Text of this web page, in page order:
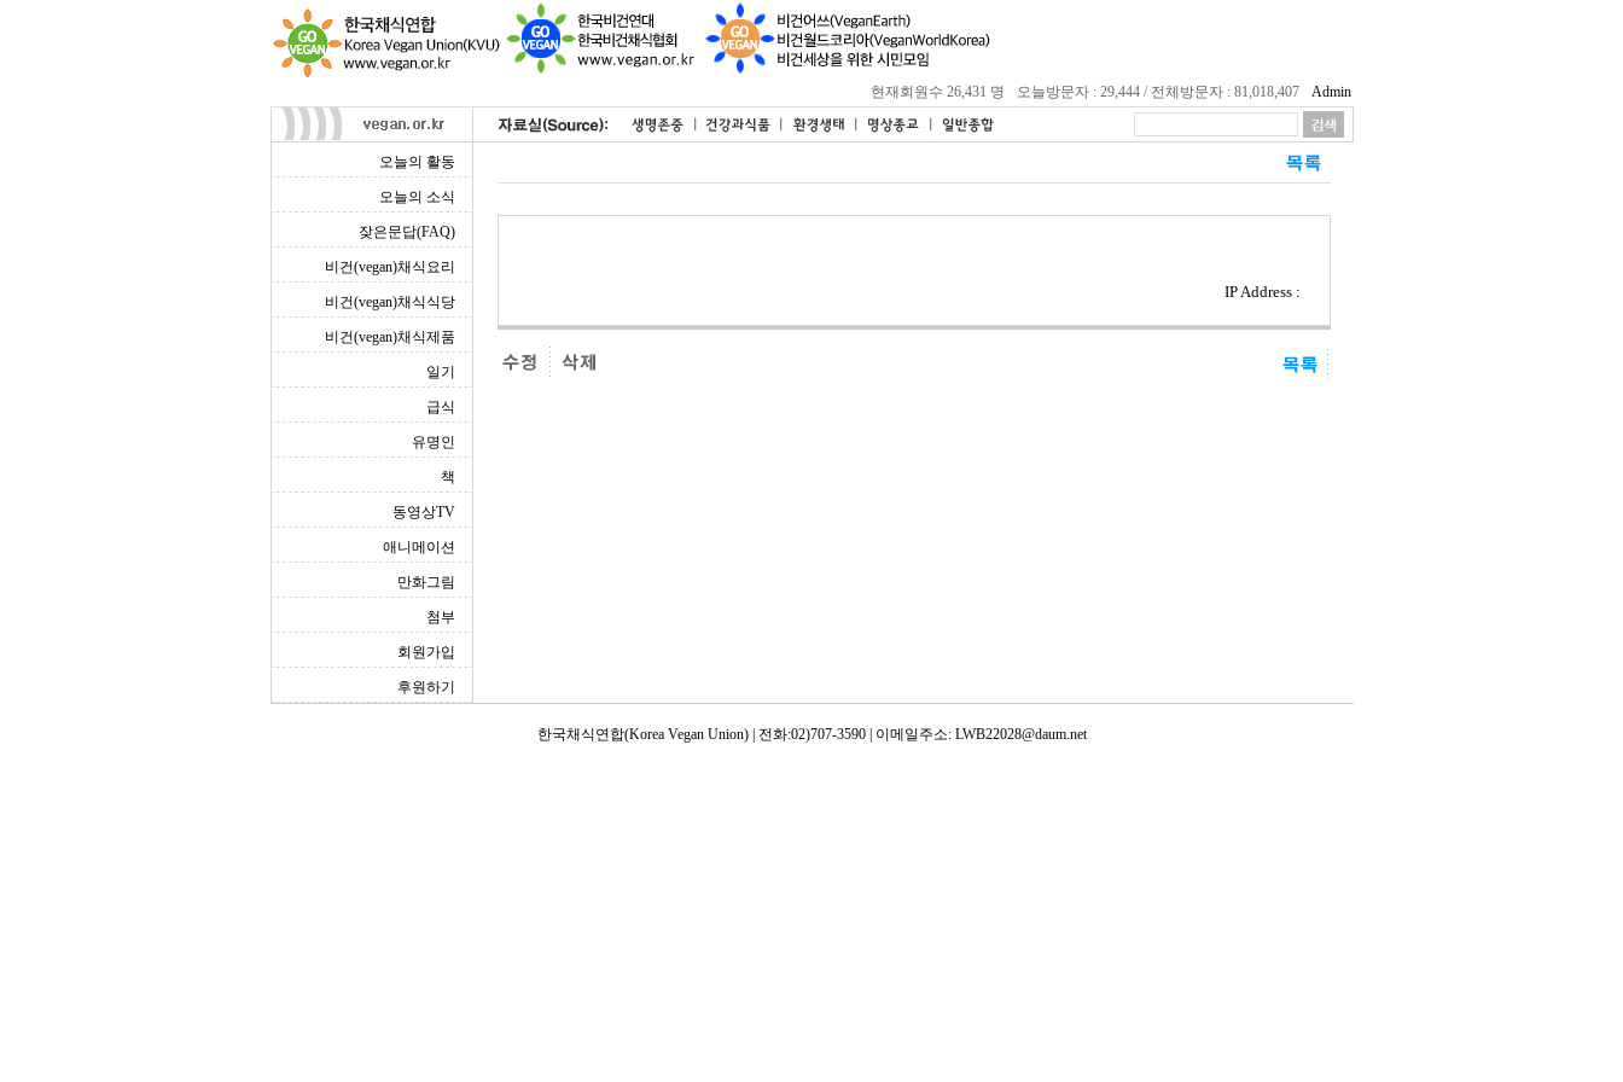
현재회원수 26,431 명 오늘방문자 : 29,444 / 전체방문자 : 81,018,407 Admin
오늘의 활동
오늘의 소식
잦은문답(FAQ)
비건(vegan)채식요리
비건(vegan)채식식당
비건(vegan)채식제품
일기
급식
유명인
책
동영상TV
애니메이션
만화그림
첨부
회원가입
후원하기
IP Address :
한국채식연합(Korea Vegan Union) | 전화:02)707-3590 | 이메일주소: LWB22028@daum.net